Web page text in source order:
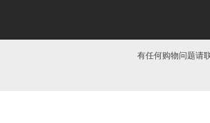
有任何购物问题请